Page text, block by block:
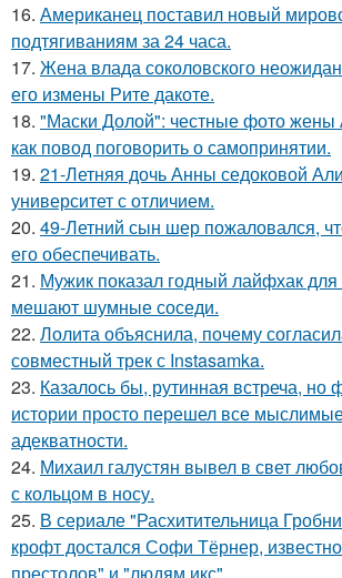
16. Американец поставил новый
подтягиваниям за 24 часа.
17. Жена влада соколовского
его измены Рите дакоте.
18. "Маски Долой": честные фото жены
как повод поговорить о самопринятии.
19. 21-Летняя дочь Анны седоковой
университет с отличием.
20. 49-Летний сын шер пожаловался,
его обеспечивать.
21. Мужик показал годный лайфхак для
мешают шумные соседи.
22. Лолита объяснила, почему
совместный трек с Instasamka.
23. Казалось бы, рутинная встреча, но
истории просто перешел все
адекватности.
24. Михаил галустян вывел в свет
с кольцом в носу.
25. В сериале "Расхитительница
крофт достался Софи Тёрнер,
престолов" и "людям икс".